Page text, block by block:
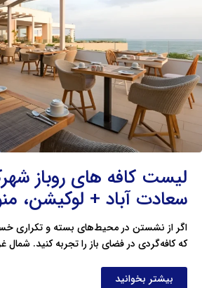
لیست کافه های روباز
سعادت آباد + لوکیشن،
اگر از نشستن در محیط‌های بسته و تکراری
که کافه‌گردی در فضای باز را تجربه کنید. شمال
و
سعادت
آباد
لوکیشن،
منو
و
عکس
بیشتر بخوانید